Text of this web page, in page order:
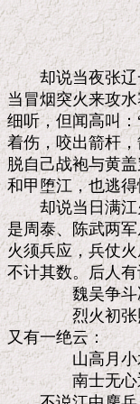
却说当夜张辽一
当冒烟突火来攻
细听，但闻高叫
着伤，咬出箭杆
脱自己战袍与黄
和甲堕江，也逃得
却说当日满江
是周泰、陈武两
火须兵应，兵仗
不计其数。后人
魏吴争斗决雌
烈火初张照云
又有一绝云：
山高月小水茫
南士无心迎魏